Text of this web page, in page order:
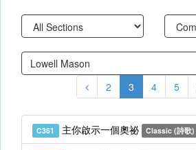
2 3 4 5
C361 主你啟示一個奧祕 Classic (詩歌)